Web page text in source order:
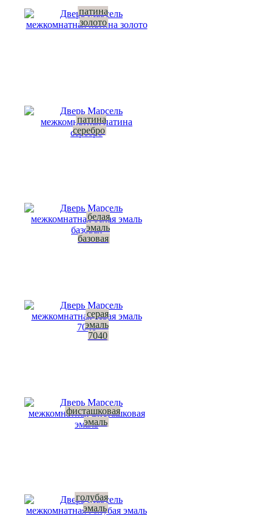
патина
золото
патина
серебро
белая
эмаль
базовая
серая
эмаль
7040
фисташковая
эмаль
голубая
эмаль